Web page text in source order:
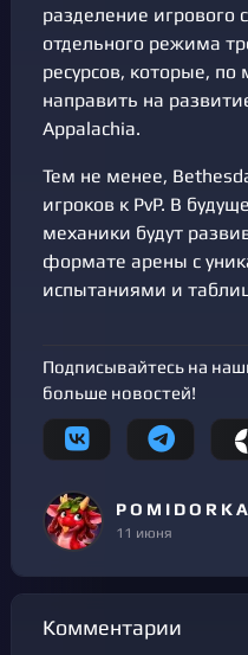
разделение игрового
отдельного режима
ресурсов, которые,
направить на
Appalachia.
Тем не менее,
игроков к PvP. В
механики будут
формате арены с
испытаниями и
Подписывайтесь на
больше новостей!
P O M I D O R K A
11 июня
Комментарии